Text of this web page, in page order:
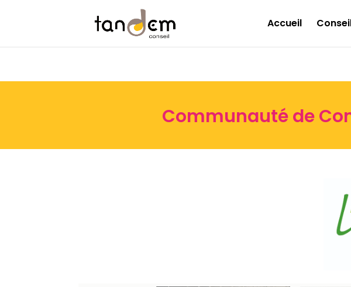
Accueil
Communauté de